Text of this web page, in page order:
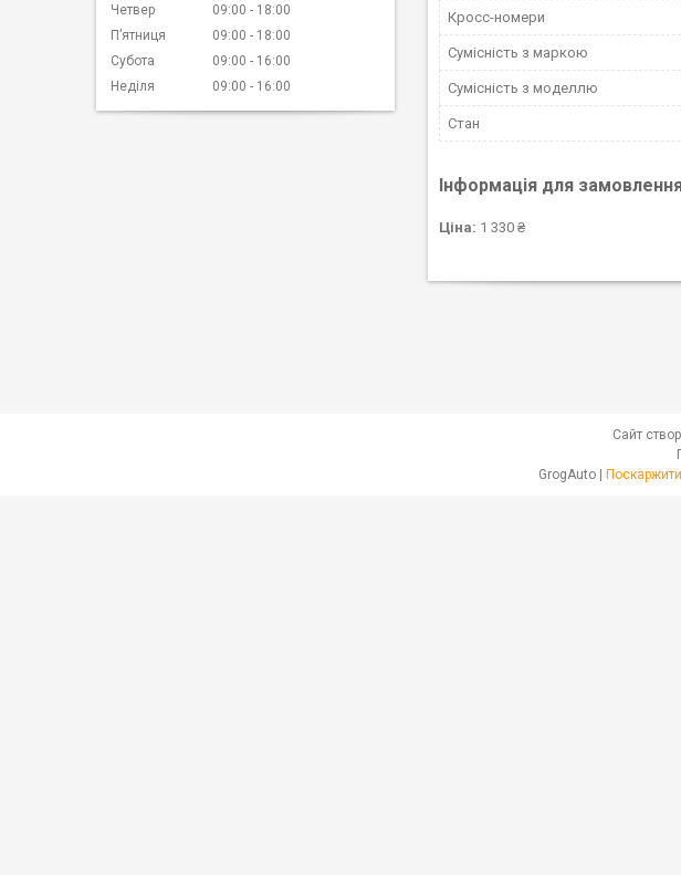
Кросс-номери
Сумісність з маркою
Сумісність з моделлю
Стан
Інформація для
Ціна: 1 330 ₴
Четвер
09:00
18:00
Пʼятниця
09:00
18:00
Субота
09:00
16:00
Неділя
09:00 16:00
Сайт
GrogAuto |